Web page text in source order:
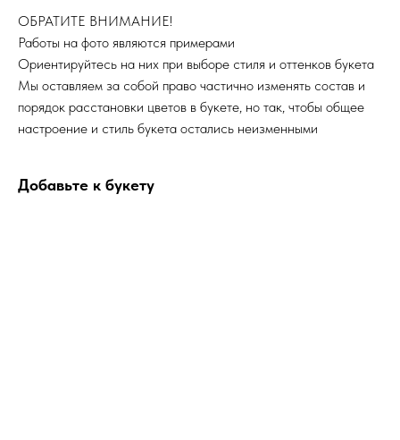
ОБРАТИТЕ ВНИМАНИЕ!
Работы на фото являются примерами
Ориентируйтесь на них при выборе стиля и оттенков букета
Мы оставляем за собой право частично изменять состав и
порядок расстановки цветов в букете, но так, чтобы общее
настроение и стиль букета остались неизменными
Добавьте к букету